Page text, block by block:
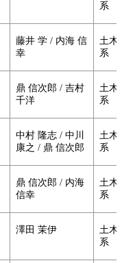
系
藤井 学 / 内海 信
幸
土木・
系
鼎 信次郎 / 吉村
千洋
土木・
系
中村 隆志 / 中川
康之 / 鼎 信次郎
土木・
系
鼎 信次郎 / 内海
信幸
土木・
系
澤田 茉伊
土木・
系